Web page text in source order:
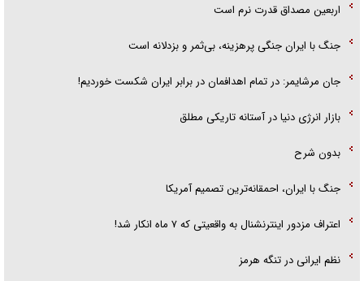
اربعین مصداق قدرت نرم است
جنگ با ایران جنگی پرهزینه، بی‌ثمر و بزدلانه است
جان مرشایمر: در تمام اهدافمان در برابر ایران شکست خوردیم!
بازار انرژی دنیا در آستانه تاریکی مطلق
بدون شرح
جنگ با ایران، احمقانه‌ترین تصمیم آمریکا
اعتراف مزدور اینترنشنال به واقعیتی که ۷ ماه انکار شد!
نظم ایرانی در تنگه هرمز